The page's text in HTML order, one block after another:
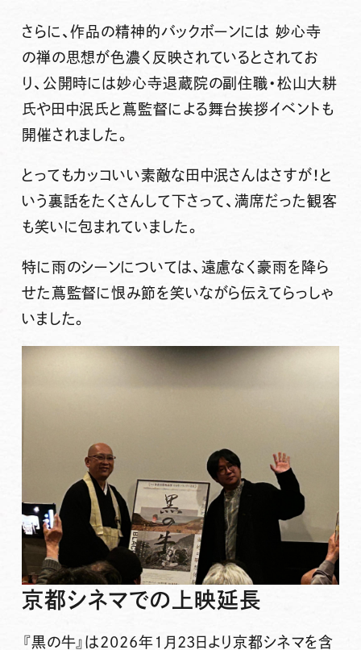
さらに、作品の精神的バックボーンには 妙心寺
の禅の思想が色濃く反映されているとされてお
り、公開時には妙心寺退蔵院の副住職・松山大耕
氏や田中泯氏と蔦監督による舞台挨拶イベントも
開催されました。
とってもカッコいい素敵な田中泯さんはさすが！と
いう裏話をたくさんして下さって、満席だった観客
も笑いに包まれていました。
特に雨のシーンについては、遠慮なく豪雨を降ら
せた蔦監督に恨み節を笑いながら伝えてらっしゃ
いました。
京都シネマでの上映延長
『黒の牛』は2026年1月23日より京都シネマを含